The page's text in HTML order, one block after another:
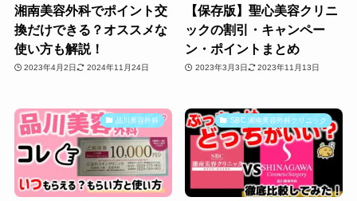
湘南美容外科でポイント交
換だけできる？オススメな
使い方も解説！
2023年4月2日 2024年11月24日
【保存版】聖心美容クリニ
ックの割引・キャンペー
ン・ポイントまとめ
2023年3月3日 2023年11月13日
品川美容外科 SBC 湘南美容外科クリニック